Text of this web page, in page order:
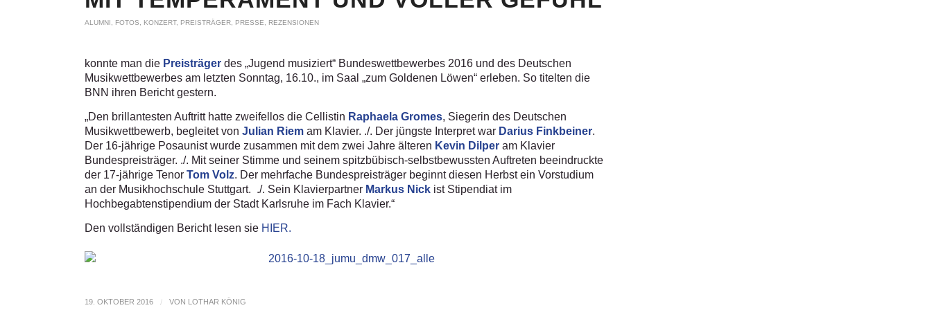
ALUMNI FOTOS KONZERT, PREISTRÄGER PRESSE REZENSIONEN
konnte man die Preisträger des „Jugend musiziert“ Bundeswettbewerbes 2016 und des Deutschen
Musikwettbewerbes am letzten Sonntag, 16.10., im Saal „zum Goldenen Löwen“ erleben. So titelten die
BNN ihren Bericht gestern.
„Den brillantesten Auftritt hatte zweifellos die Cellistin Raphaela Gromes, Siegerin des Deutschen
Musikwettbewerb, begleitet von Julian Riem am Klavier. ./. Der jüngste Interpret war Darius Finkbeiner.
Der 16-jährige Posaunist wurde zusammen mit dem zwei Jahre älteren Kevin Dilper am Klavier
Bundespreisträger. ./. Mit seiner Stimme und seinem spitzbübisch-selbstbewussten Auftreten beeindruckte
der 17-jährige Tenor Tom Volz. Der mehrfache Bundespreisträger beginnt diesen Herbst ein Vorstudium
an der Musikhochschule Stuttgart. ./. Sein Klavierpartner Markus Nick ist Stipendiat im
Hochbegabtenstipendium der Stadt Karlsruhe im Fach Klavier.“
Den vollständigen Bericht lesen sie HIER.
19. OKTOBER 2016 / VON LOTHAR KÖNIG